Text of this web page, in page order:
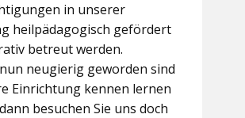
in unserer
heilpädagogisch gefördert
betreut werden.
neugierig geworden sind
Einrichtung kennen lernen
besuchen Sie uns doch